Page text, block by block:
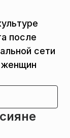
после
сети
женщин